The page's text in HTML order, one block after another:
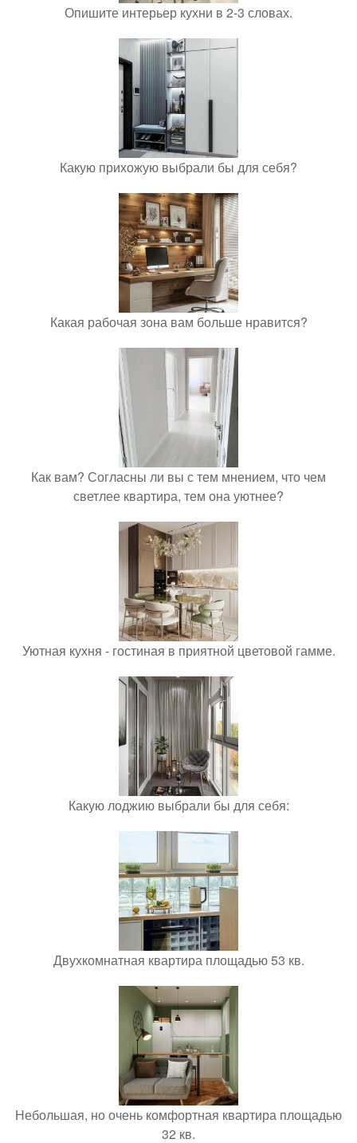
Опишите интерьер кухни в 2-3 словах.
Какую прихожую выбрали бы для себя?
Какая рабочая зона вам больше нравится?
Как вам? Согласны ли вы с тем мнением, что чем
светлее квартира, тем она уютнее?
Уютная кухня - гостиная в приятной цветовой гамме.
Какую лоджию выбрали бы для себя:
Двухкомнатная квартира площадью 53 кв.
Небольшая, но очень комфортная квартира площадью
32 кв.